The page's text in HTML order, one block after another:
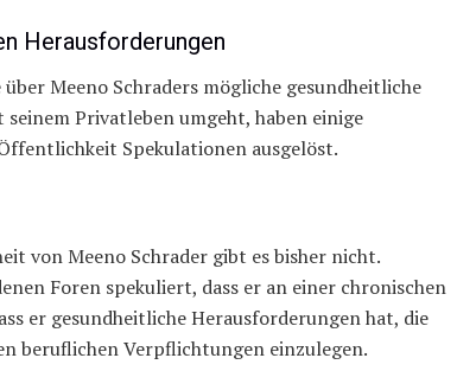
Herausforderungen
Meeno Schraders mögliche gesundheitliche
Privatleben umgeht, haben einige
Spekulationen ausgelöst.
von Meeno Schrader gibt es bisher nicht.
Foren spekuliert, dass er an einer chronischen
er gesundheitliche Herausforderungen hat, die
beruflichen Verpflichtungen einzulegen.